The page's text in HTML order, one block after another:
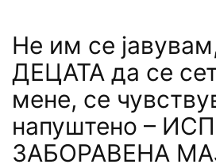
Не им се
ДЕЦАТА да се
мене, се
напуштено –
ЗАБОРАВЕНА